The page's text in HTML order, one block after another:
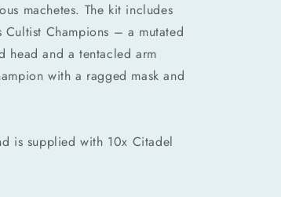
machetes. The kit includes
Champions – a mutated
head and a tentacled arm
with a ragged mask and
is supplied with 10x Citadel